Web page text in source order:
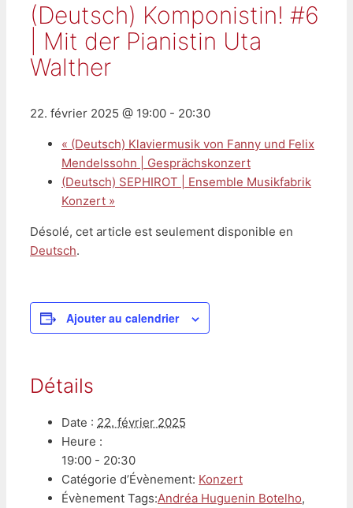
(Deutsch) Komponistin! #6
| Mit der Pianistin Uta
Walther
22. février 2025 @ 19:00 - 20:30
« (Deutsch) Klaviermusik von Fanny und Felix
Mendelssohn | Gesprächskonzert
(Deutsch) SEPHIROT | Ensemble Musikfabrik
Konzert »
Désolé, cet article est seulement disponible en
Deutsch.
Ajouter au calendrier
Détails
Date : 22. février 2025
Heure :
19:00 - 20:30
Catégorie d’Évènement: Konzert
Évènement Tags:Andréa Huguenin Botelho,